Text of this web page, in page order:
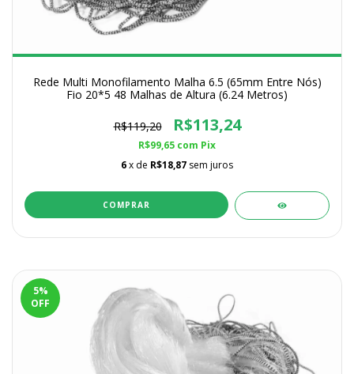
Rede Multi Monofilamento Malha 6.5 (65mm Entre Nós)
Fio 20*5 48 Malhas de Altura (6.24 Metros)
R$119,20 R$113,24
R$99,65 com Pix
6x de R$18,87 sem juros
COMPRAR
5%
OFF